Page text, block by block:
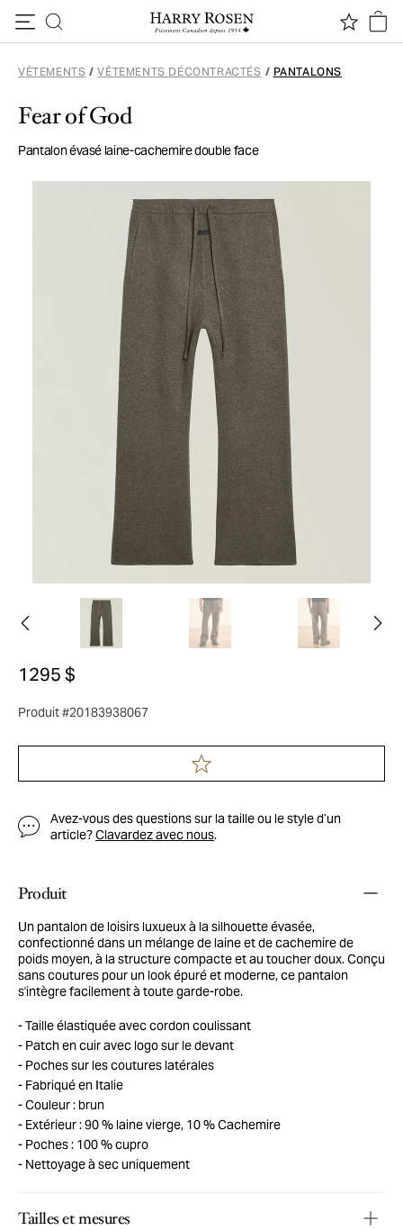
VÊTEMENTS / VÊTEMENTS DÉCONTRACTÉS / PANTALONS
Fear of God
Pantalon évasé laine-cachemire double face
1295 $
Produit #20183938067
Avez-vous des questions sur la taille ou le style d’un
article?Clavardez avec nous.
Produit
Un pantalon de loisirs luxueux à la silhouette évasée,
confectionné dans un mélange de laine et de cachemire de
poids moyen, à la structure compacte et au toucher doux. Conçu
sans coutures pour un look épuré et moderne, ce pantalon
s'intègre facilement à toute garde-robe.
Taille élastiquée avec cordon coulissant
Patch en cuir avec logo sur le devant
Poches sur les coutures latérales
Fabriqué en Italie
Couleur : brun
Extérieur : 90 % laine vierge, 10 % Cachemire
Poches : 100 % cupro
Nettoyage à sec uniquement
Tailles et mesures